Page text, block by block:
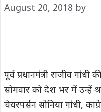
August 20, 2018 by
पूर्व प्रधानमंत्री राजीव
सोमवार को देश भर में उन्हें
चेयरपर्सन सोनिया गांधी,